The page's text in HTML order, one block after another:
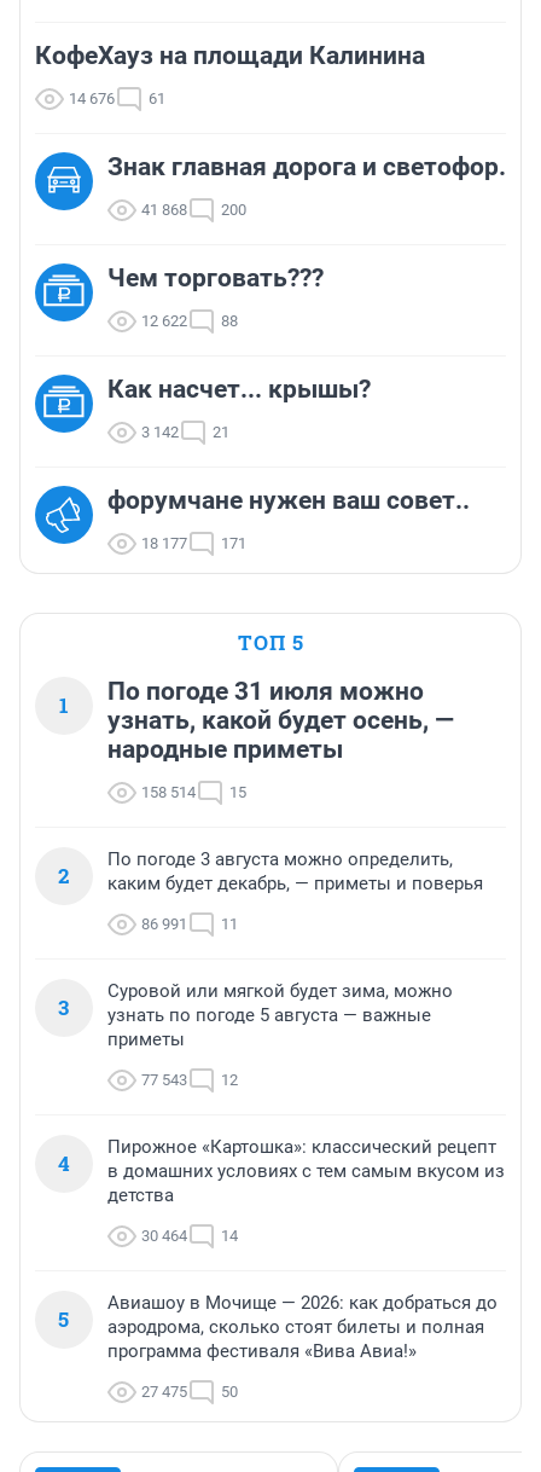
КофеХауз на площади Калинина
14 676 61
Знак главная дорога и светофор.
41 868 200
Чем торговать???
12 622 88
Как насчет... крышы?
3 142 21
форумчане нужен ваш совет..
18 177 171
ТОП 5
1
По погоде 31 июля можно
узнать, какой будет осень, —
народные приметы
158 514 15
2
По погоде 3 августа можно определить,
каким будет декабрь, — приметы и поверья
86 991 11
3
Суровой или мягкой будет зима, можно
узнать по погоде 5 августа — важные
приметы
77 543 12
4
Пирожное «Картошка»: классический рецепт
в домашних условиях с тем самым вкусом из
детства
30 464 14
5
Авиашоу в Мочище — 2026: как добраться до
аэродрома, сколько стоят билеты и полная
программа фестиваля «Вива Авиа!»
27 475 50